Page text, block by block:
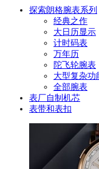
探索朗格腕表系列
经典之作
大日历显示
计时码表
万年历
陀飞轮腕表
大型复杂功
全部腕表
表厂自制机芯
表带和表扣